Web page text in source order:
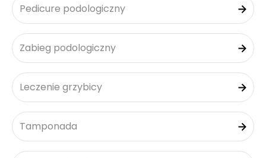
Pedicure podologiczny
Zabieg podologiczny
Leczenie grzybicy
Tamponada